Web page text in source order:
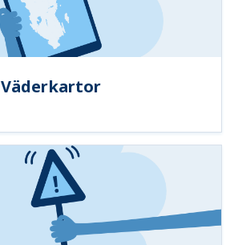
Väderkartor